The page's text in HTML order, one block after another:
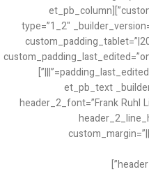
custom_width_px=”1280px” collapsed=”off”][et_pb_column
type=”1_2″
padding_last_edited=”on|tablet” custom_padding__hover=”|||”]
[et_pb_text
header_2_font=”Frank Ruhl